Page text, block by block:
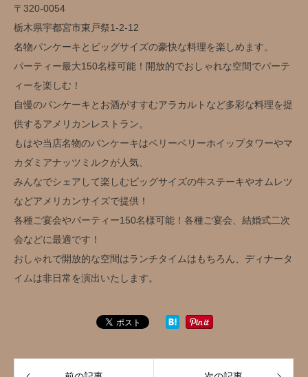
〒320-0054
栃木県宇都宮市東戸祭1-2-12
名物パンケーキとビッグサイズの豪快な料理を楽しめます。
パーティー最大150名様可能！開放的でおしゃれな空間でパーテ
ィーを楽しむ！
自慢のパンケーキとお酒がすすむアラカルトなど多彩な料理を提
供するアメリカンレストラン。
もはや当店名物のパンケーキはベリーベリーホイップタワーやマ
カダミアナッツミルクが人気、
みんなでシェアして楽しむビッグサイズの牛ステーキやオムレツ
などアメリカンサイズで提供！
各種ご宴会やパーティー150名様可能！各種ご宴会、結婚式二次
会などに最適です！
おしゃれで開放的な空間はランチタイムはもちろん、ディナータ
イムは非日常を演出いたします。